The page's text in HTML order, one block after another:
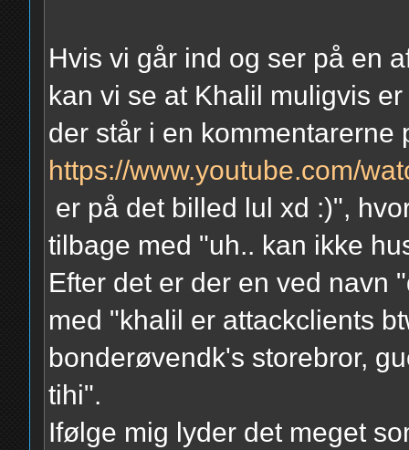
Hvis vi går ind og ser på en
kan vi se at Khalil muligvis
der står i en kommentarerne
https://www.youtube.com/
er på det billed lul xd :)",
tilbage med "uh.. kan ikke
Efter det er der en ved navn
med "khalil er attackclients
bonderøvendk's storebror,
tihi".
Ifølge mig lyder det meget